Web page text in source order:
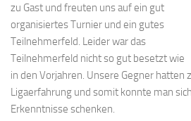
zu Gast und freuten uns auf ein gut
organisiertes Turnier und ein gutes
Teilnehmerfeld. Leider war das
Teilnehmerfeld nicht so gut besetzt wie
in den Vorjahren. Unsere Gegner hatten
Ligaerfahrung und somit konnte man
Erkenntnisse schenken.